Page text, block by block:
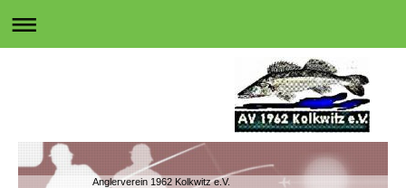
Anglerverein 1962 Kolkwitz e.V.